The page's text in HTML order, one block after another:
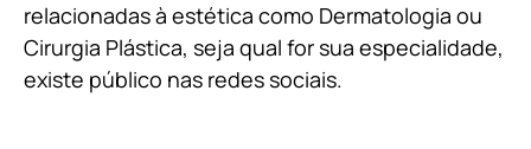
relacionadas à estética como Dermatologia ou
Cirurgia Plástica, seja qual for sua especialidade,
existe público nas redes sociais.